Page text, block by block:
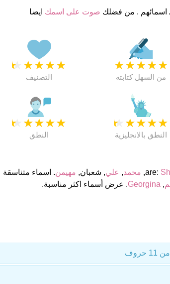
صوت على اسمك ايضا
★
★
★
★
★
التصنيف
★
★
★
★
★
من السهل كتابته
★
★
★
★
★
النطق
★
★
★
★
★
النطق بالانجليزية
, محمد, علي, شعبان, مهيمن. اسماء متناسقة
,
Georgina. عرض أسماء اكثر مناسبة.